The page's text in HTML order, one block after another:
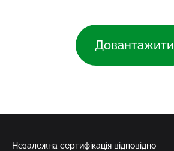
Довантажити
Незалежна сертифікація відповідно